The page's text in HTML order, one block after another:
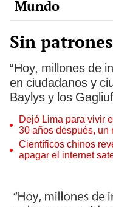
Mundo
Sin
“Hoy, millones de
en ciudadanos y
Baylys y los
Dejó Lima para vivir
30 años después, un
sorprendente
Científicos chinos
apagar el internet